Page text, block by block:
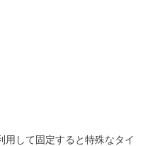
して固定すると特殊なタイ